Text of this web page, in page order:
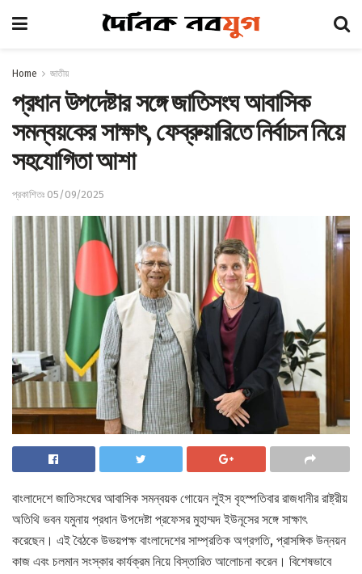
Home জাতীয়
প্রধান উপদেষ্টার সঙ্গে জাতিসংঘ আবাসিক
সমন্বয়কের সাক্ষাৎ, ফেব্রুয়ারিতে নির্বাচন নিয়ে
সহযোগিতা আশা
প্রকাশিতঃ 05/09/2025
বাংলাদেশে জাতিসংঘের আবাসিক সমন্বয়ক গোয়েন লুইস বৃহস্পতিবার রাজধানীর রাষ্ট্রীয়
অতিথি ভবন যমুনায় প্রধান উপদেষ্টা প্রফেসর মুহাম্মদ ইউনূসের সঙ্গে সাক্ষাৎ
করেছেন। এই বৈঠকে উভয়পক্ষ বাংলাদেশের সাম্প্রতিক অগ্রগতি, প্রাসঙ্গিক উন্নয়ন
কাজ এবং চলমান সংস্কার কার্যক্রম নিয়ে বিস্তারিত আলোচনা করেন। বিশেষভাবে